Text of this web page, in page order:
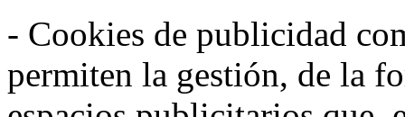
- Cookies de publicidad
permiten la gestión, de la